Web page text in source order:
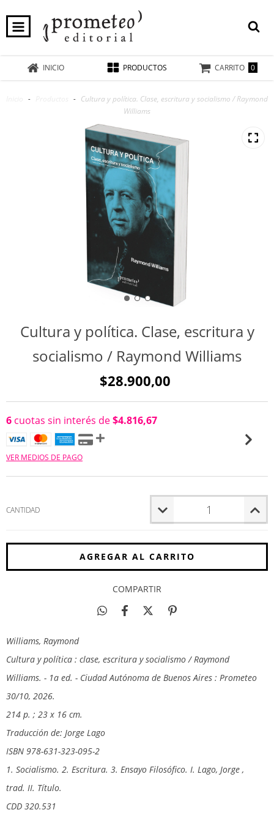
INICIO PRODUCTOS CARRITO 0
- - Cultura y política. Clase, escritura y socialismo / Raymond
Williams
Cultura y política. Clase, escritura y
socialismo / Raymond Williams
$28.900,00
6 cuotas sin interés de$4.816,67
VER MEDIOS DE PAGO
CANTIDAD
COMPARTIR
Williams, Raymond
Cultura y política : clase, escritura y socialismo / Raymond
Williams. - 1a ed. - Ciudad Autónoma de Buenos Aires : Prometeo
30/10, 2026.
214 p. ; 23 x 16 cm.
Traducción de: Jorge Lago
ISBN 978-631-323-095-2
1. Socialismo. 2. Escritura. 3. Ensayo Filosófico. I. Lago, Jorge ,
trad. II. Título.
CDD 320.531